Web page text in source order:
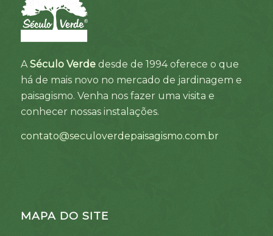
ASéculo Verdedesde de 1994 oferece o que
há de mais novo no mercado de jardinagem e
paisagismo. Venha nos fazer uma visita e
conhecer nossas instalações.
contato@seculoverdepaisagismo.com.br
MAPA DO SITE